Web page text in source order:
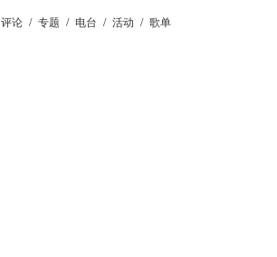
评论 / 专题 / 电台 / 活动 / 歌单